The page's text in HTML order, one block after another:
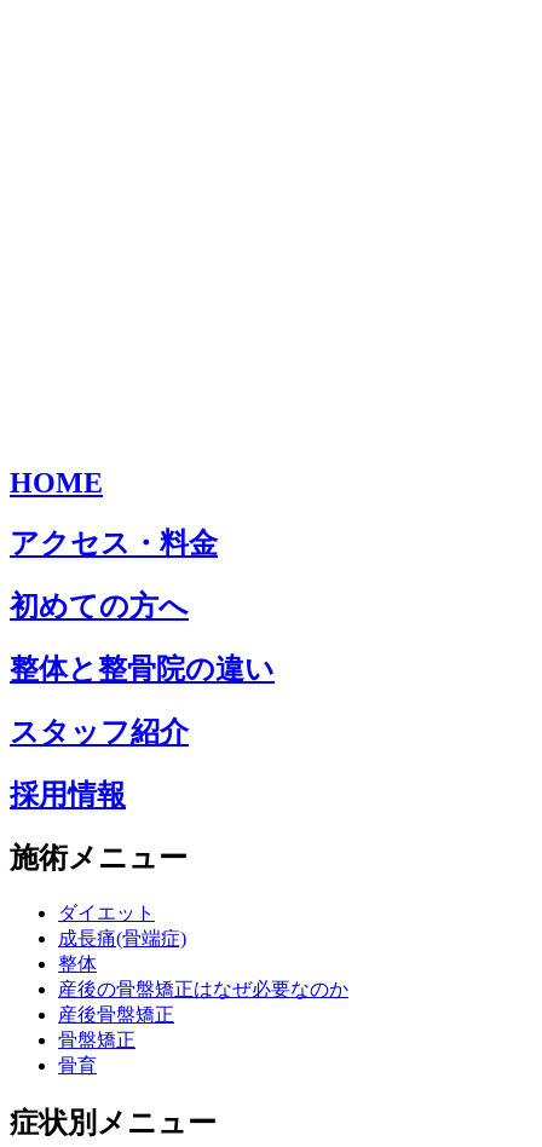
HOME
アクセス・料金
初めての方へ
整体と整骨院の違い
スタッフ紹介
採用情報
施術メニュー
ダイエット
成長痛(骨端症)
整体
産後の骨盤矯正はなぜ必要なのか
産後骨盤矯正
骨盤矯正
骨育
症状別メニュー